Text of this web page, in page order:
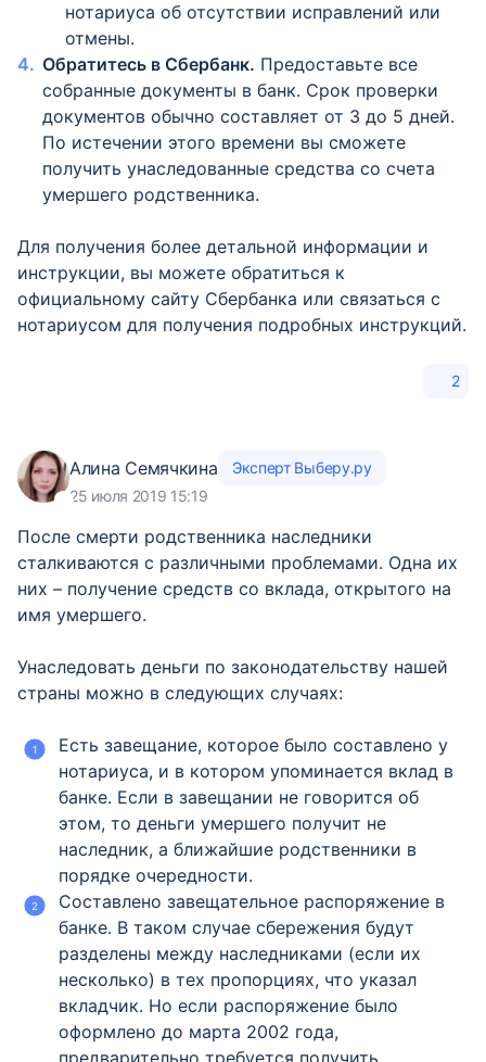
нотариуса об отсутствии исправлений или
отмены.
Обратитесь в Сбербанк. Предоставьте все
собранные документы в банк. Срок проверки
документов обычно составляет от 3 до 5 дней.
По истечении этого времени вы сможете
получить унаследованные средства со счета
умершего родственника.
Для получения более детальной информации и
инструкции, вы можете обратиться к
официальному сайту Сбербанка или связаться с
нотариусом для получения подробных инструкций.
2
Алина Семячкина
Эксперт Выберу.ру
25 июля 2019 15:19
После смерти родственника наследники
сталкиваются с различными проблемами. Одна их
них – получение средств со вклада, открытого на
имя умершего.
Унаследовать деньги по законодательству нашей
страны можно в следующих случаях:
Есть завещание, которое было составлено у
нотариуса, и в котором упоминается вклад в
банке. Если в завещании не говорится об
этом, то деньги умершего получит не
наследник, а ближайшие родственники в
порядке очередности.
Составлено завещательное распоряжение в
банке. В таком случае сбережения будут
разделены между наследниками (если их
несколько) в тех пропорциях, что указал
вкладчик. Но если распоряжение было
оформлено до марта 2002 года,
предварительно требуется получить